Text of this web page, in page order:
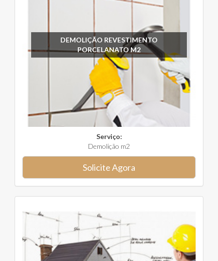
DEMOLIÇÃO REVESTIMENTO
PORCELANATO M2
Serviço:
Demolição m2
Solicite Agora